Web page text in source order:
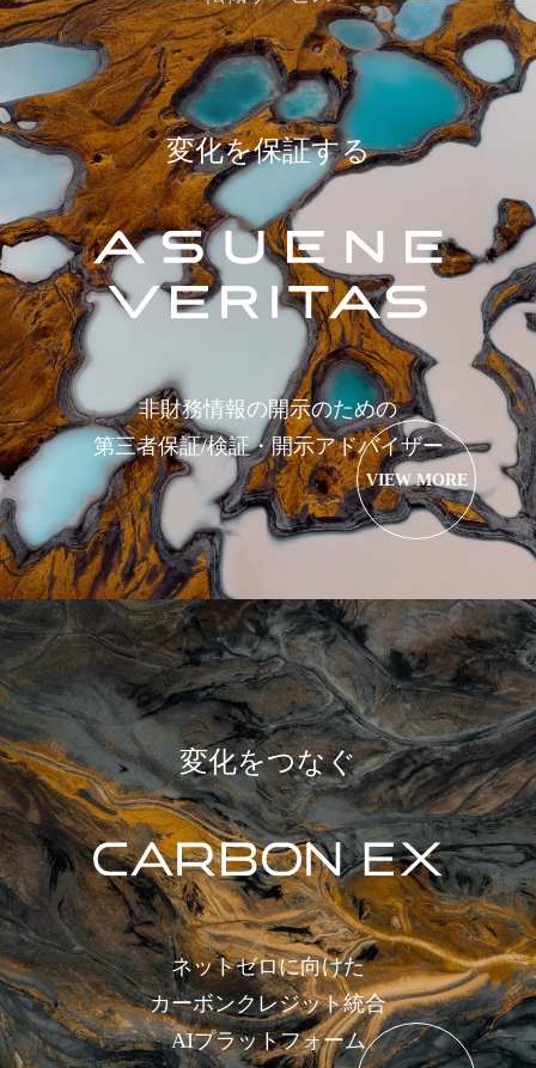
変化を保証する
非財務情報の開示のための
第三者保証/検証・開示アドバイザー
VIEW MORE
変化をつなぐ
ネットゼロに向けた
カーボンクレジット統合
AIプラットフォーム